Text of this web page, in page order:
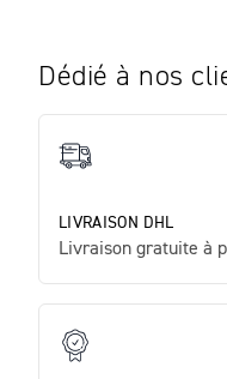
Dédié à nos
LIVRAISON DHL
Livraison gratuite à